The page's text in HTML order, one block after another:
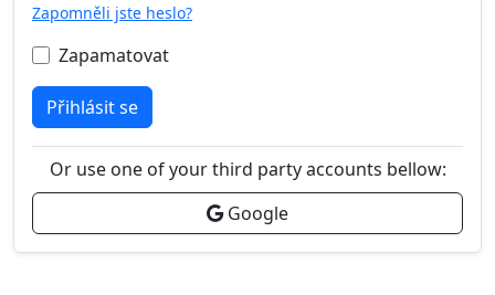
Zapomněli jste heslo?
Zapamatovat
Přihlásit se
Or use one of your third party accounts bellow:
Google